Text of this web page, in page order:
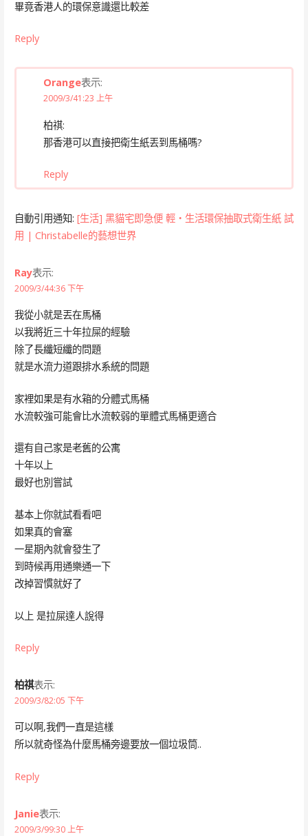
畢竟香港人的環保意識還比較差
Reply
Orange表示:
2009/3/41:23 上午
柏祺:
那香港可以直接把衛生紙丟到馬桶嗎?
Reply
自動引用通知: [生活] 黑貓宅即急便 輕‧生活環保抽取式衛生紙 試
用 | Christabelle的藝想世界
Ray表示:
2009/3/44:36 下午
我從小就是丟在馬桶
以我將近三十年拉屎的經驗
除了長纖短纖的問題
就是水流力道跟排水系統的問題
家裡如果是有水箱的分體式馬桶
水流較強可能會比水流較弱的單體式馬桶更適合
還有自己家是老舊的公寓
十年以上
最好也別嘗試
基本上你就試看看吧
如果真的會塞
一星期內就會發生了
到時候再用通樂通一下
改掉習慣就好了
以上 是拉屎達人說得
Reply
柏祺表示:
2009/3/82:05 下午
可以啊,我們一直是這樣
所以就奇怪為什麼馬桶旁邊要放一個垃圾筒..
Reply
Janie表示:
2009/3/99:30 上午